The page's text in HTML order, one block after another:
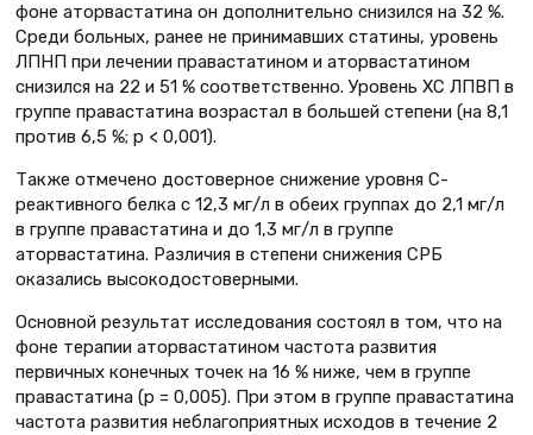
фоне аторвастатина он дополнительно снизился на 32 %.
Среди больных, ранее не принимавших статины, уровень
ЛПНП при лечении правастатином и аторвастатином
снизился на 22 и 51 % соответственно. Уровень ХС ЛПВП в
группе правастатина возрастал в большей степени (на 8,1
против 6,5 %; р < 0,001).
Также отмечено достоверное снижение уровня С-
реактивного белка с 12,3 мг/л в обеих группах до 2,1 мг/л
в группе правастатина и до 1,3 мг/л в группе
аторвастатина. Различия в степени снижения СРБ
оказались высокодостоверными.
Основной результат исследования состоял в том, что на
фоне терапии аторвастатином частота развития
первичных конечных точек на 16 % ниже, чем в группе
правастатина (р = 0,005). При этом в группе правастатина
частота развития неблагоприятных исходов в течение 2